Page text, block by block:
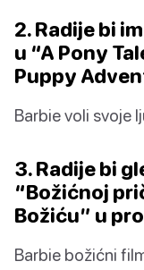
2. Radije bi
u “A Pony
Puppy
Barbie voli svoje
3. Radije bi
“Božićnoj
Božiću” u
Barbie božićni